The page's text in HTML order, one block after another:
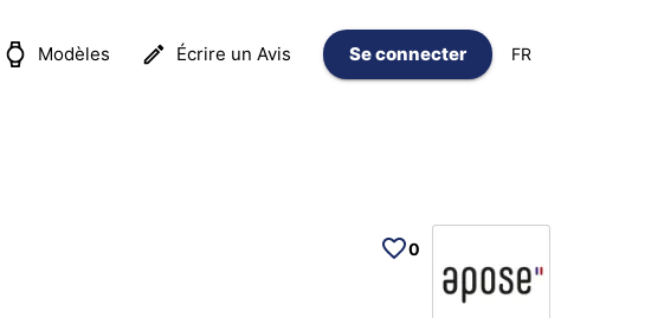
Modèles Écrire un Avis Se connecter FR
0